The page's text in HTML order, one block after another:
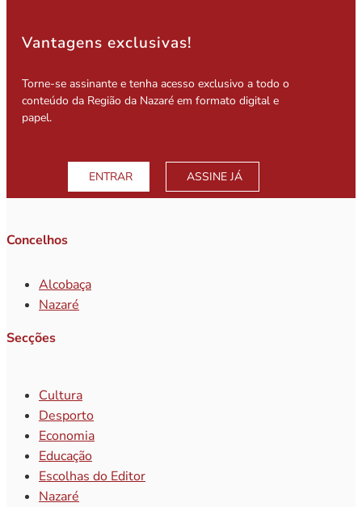
Vantagens exclusivas!
Torne-se assinante e tenha acesso exclusivo a todo o
conteúdo da Região da Nazaré em formato digital e
papel.
ENTRAR ASSINE JÁ
Concelhos
Alcobaça
Nazaré
Secções
Cultura
Desporto
Economia
Educação
Escolhas do Editor
Nazaré